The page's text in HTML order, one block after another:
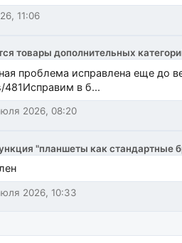
11:06
товары дополнительных
исправлена еще до версии 1.2.3 @Павлик Мышкин
481Исправим в б...
2026, 08:20
"планшеты как стандартные
2026, 10:33